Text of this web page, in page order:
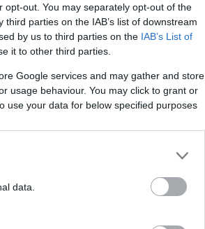
out. You may separately opt-out of the
parties on the IAB’s list of downstream
by us to third parties on the IAB’s List of
it to other third parties.
Google services and may gather and store
usage behaviour. You may click to grant or
use your data for below specified purposes
data.